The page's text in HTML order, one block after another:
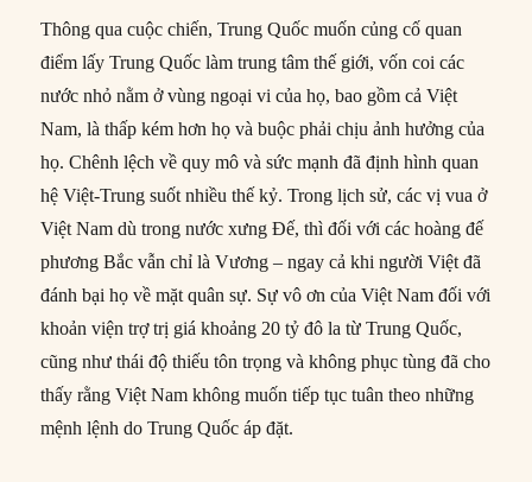
Thông qua cuộc chiến, Trung Quốc muốn củng cố quan
điểm lấy Trung Quốc làm trung tâm thế giới, vốn coi các
nước nhỏ nằm ở vùng ngoại vi của họ, bao gồm cả Việt
Nam, là thấp kém hơn họ và buộc phải chịu ảnh hưởng của
họ. Chênh lệch về quy mô và sức mạnh đã định hình quan
hệ Việt-Trung suốt nhiều thế kỷ. Trong lịch sử, các vị vua ở
Việt Nam dù trong nước xưng Đế, thì đối với các hoàng đế
phương Bắc vẫn chỉ là Vương – ngay cả khi người Việt đã
đánh bại họ về mặt quân sự. Sự vô ơn của Việt Nam đối với
khoản viện trợ trị giá khoảng 20 tỷ đô la từ Trung Quốc,
cũng như thái độ thiếu tôn trọng và không phục tùng đã cho
thấy rằng Việt Nam không muốn tiếp tục tuân theo những
mệnh lệnh do Trung Quốc áp đặt.